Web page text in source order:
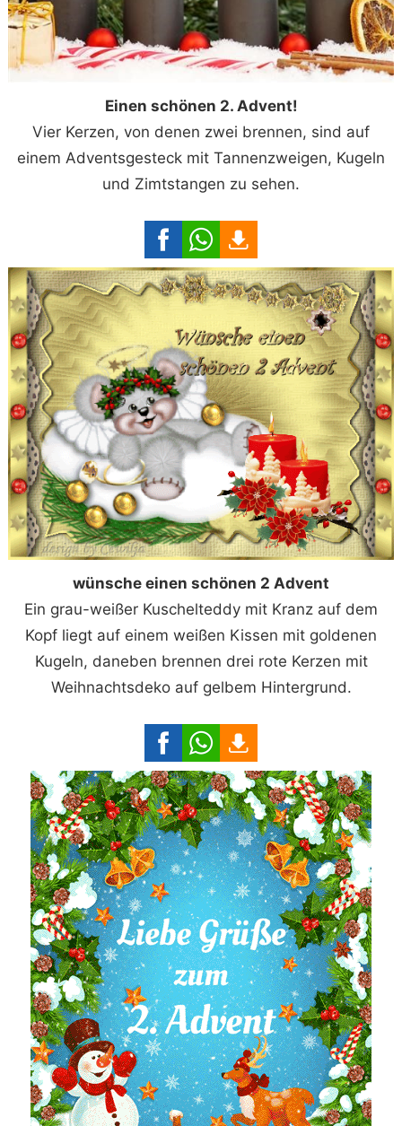
Einen schönen 2. Advent!
Vier Kerzen, von denen zwei brennen, sind auf
einem Adventsgesteck mit Tannenzweigen, Kugeln
und Zimtstangen zu sehen.
wünsche einen schönen 2 Advent
Ein grau-weißer Kuschelteddy mit Kranz auf dem
Kopf liegt auf einem weißen Kissen mit goldenen
Kugeln, daneben brennen drei rote Kerzen mit
Weihnachtsdeko auf gelbem Hintergrund.